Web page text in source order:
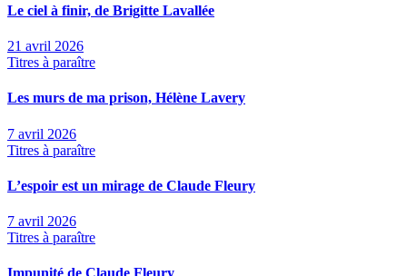
Le ciel à finir, de Brigitte Lavallée
21 avril 2026
Titres à paraître
Les murs de ma prison, Hélène Lavery
7 avril 2026
Titres à paraître
L’espoir est un mirage de Claude Fleury
7 avril 2026
Titres à paraître